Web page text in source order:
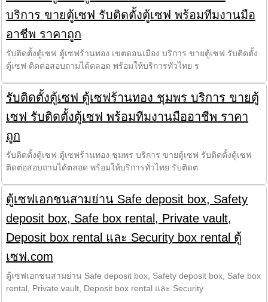
บริการ ขายตู้เซฟ รับติดตั้งตู้เซฟ พร้อมทีมงานมือ
อาชีพ ราคาถูก
รับติดตั้งตู้เซฟ ตู้เซฟร้านทอง เขตดอนเมือง บริการ ขายตู้เซฟ รับติดตั้ง
ตู้เซฟ ติดต่อสอบถามได้ตลอด พร้อมให้บริการทั่วไทย ร
รับติดตั้งตู้เซฟ ตู้เซฟร้านทอง ชุมพร บริการ ขายตู้
เซฟ รับติดตั้งตู้เซฟ พร้อมทีมงานมืออาชีพ ราคา
ถูก
รับติดตั้งตู้เซฟ ตู้เซฟร้านทอง ชุมพร บริการ ขายตู้เซฟ รับติดตั้งตู้เซฟ
ติดต่อสอบถามได้ตลอด พร้อมให้บริการทั่วไทย รับติดต
ตู้เซฟเอกชนสามย่าน Safe deposit box, Safety
deposit box, Safe box rental, Private vault,
Deposit box rental และ Security box rental ตู้
เซฟ.com
ตู้เซฟเอกชนสามย่าน Safe deposit box, Safety deposit box, Safe box
rental, Private vault, Deposit box rental และ Security